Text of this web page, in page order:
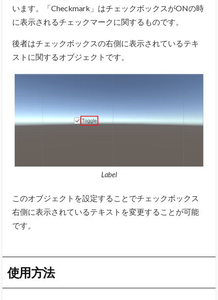
います。「Checkmark」はチェックボックスがONの時
に表示されるチェックマークに関するものです。
後者はチェックボックスの右側に表示されているテキ
ストに関するオブジェクトです。
Label
このオブジェクトを設定することでチェックボックス
右側に表示されているテキストを変更することが可能
です。
使用方法